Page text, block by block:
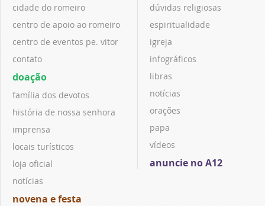
cidade do romeiro
centro de apoio ao romeiro
centro de eventos pe. vitor
contato
doação
família dos devotos
história de nossa senhora
imprensa
locais turísticos
loja oficial
notícias
novena e festa
dúvidas religiosas
espiritualidade
igreja
infográficos
libras
notícias
orações
papa
vídeos
anuncie no A12